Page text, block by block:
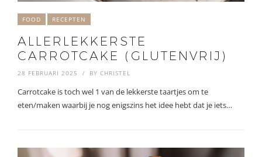
FOOD RECEPTEN
ALLERLEKKERSTE
CARROTCAKE (GLUTENVRIJ)
28 FEBRUARI 2025 BY CHRISTEL
Carrotcake is toch wel 1 van de lekkerste taartjes om te
eten/maken waarbij je nog enigszins het idee hebt dat je iets…